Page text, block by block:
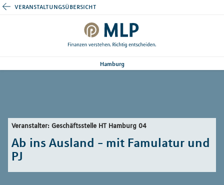
veranstaltungsübersicht
Hamburg
Veranstalter: Geschäftsstelle HT Hamburg 04
Ab ins Ausland - mit Famulatur und
PJ